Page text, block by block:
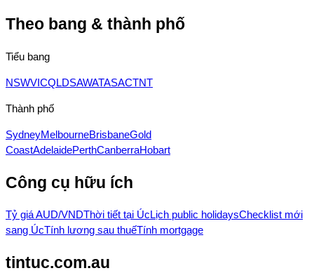
Theo bang & thành phố
Tiểu bang
NSWVICQLDSAWATASACTNT
Thành phố
SydneyMelbourneBrisbaneGold
CoastAdelaidePerthCanberraHobart
Công cụ hữu ích
Tỷ giá AUD/VNDThời tiết tại ÚcLịch public holidaysChecklist mới
sang ÚcTính lương sau thuếTính mortgage
tintuc.com.au